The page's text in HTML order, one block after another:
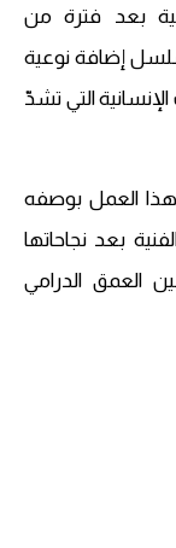
بعد فترة من
إضافة نوعية
التي تشدّ
العمل بوصفه
بعد نجاحاتها
العمق الدرامي